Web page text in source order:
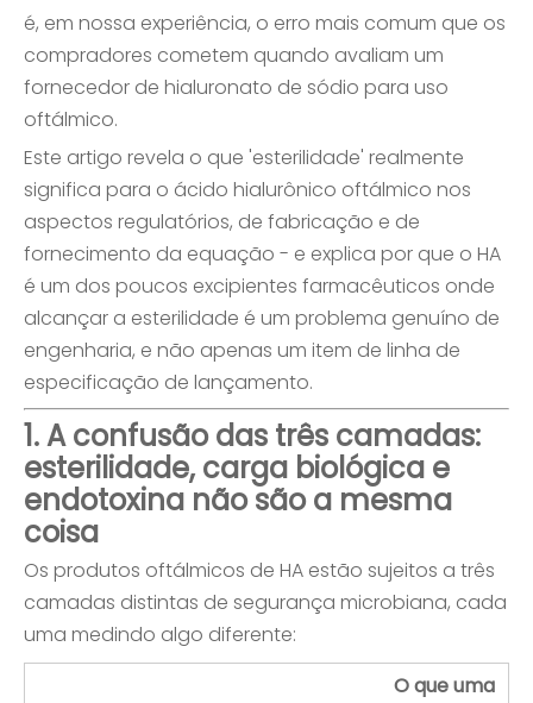
é, em nossa experiência, o erro mais comum que os
compradores cometem quando avaliam um
fornecedor de hialuronato de sódio para uso
oftálmico.
Este artigo revela o que 'esterilidade' realmente
significa para o ácido hialurônico oftálmico nos
aspectos regulatórios, de fabricação e de
fornecimento da equação - e explica por que o HA
é um dos poucos excipientes farmacêuticos onde
alcançar a esterilidade é um problema genuíno de
engenharia, e não apenas um item de linha de
especificação de lançamento.
1. A confusão das três camadas:
esterilidade, carga biológica e
endotoxina não são a mesma
coisa
Os produtos oftálmicos de HA estão sujeitos a três
camadas distintas de segurança microbiana, cada
uma medindo algo diferente:
O que uma